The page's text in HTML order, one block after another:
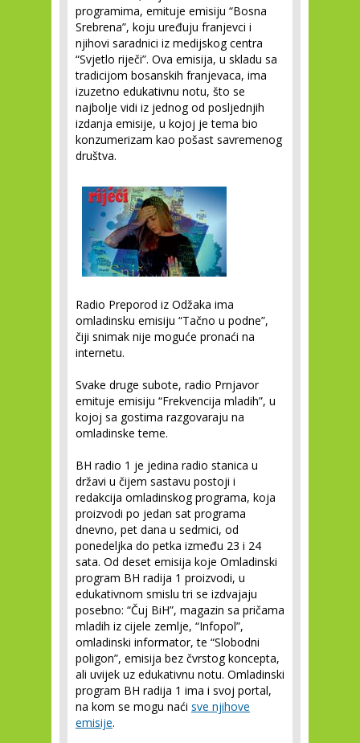
programima, emituje emisiju “Bosna
Srebrena”, koju uređuju franjevci i
njihovi saradnici iz medijskog centra
“Svjetlo riječi”. Ova emisija, u skladu sa
tradicijom bosanskih franjevaca, ima
izuzetno edukativnu notu, što se
najbolje vidi iz jednog od posljednjih
izdanja emisije, u kojoj je tema bio
konzumerizam kao pošast savremenog
društva.
Radio Preporod iz Odžaka ima
omladinsku emisiju “Tačno u podne”,
čiji snimak nije moguće pronaći na
internetu.
Svake druge subote, radio Prnjavor
emituje emisiju “Frekvencija mladih”, u
kojoj sa gostima razgovaraju na
omladinske teme.
BH radio 1 je jedina radio stanica u
državi u čijem sastavu postoji i
redakcija omladinskog programa, koja
proizvodi po jedan sat programa
dnevno, pet dana u sedmici, od
ponedeljka do petka između 23 i 24
sata. Od deset emisija koje Omladinski
program BH radija 1 proizvodi, u
edukativnom smislu tri se izdvajaju
posebno: “Čuj BiH”, magazin sa pričama
mladih iz cijele zemlje, “Infopol”,
omladinski informator, te “Slobodni
poligon”, emisija bez čvrstog koncepta,
ali uvijek uz edukativnu notu. Omladinski
program BH radija 1 ima i svoj portal,
na kom se mogu naći sve njihove
emisije.